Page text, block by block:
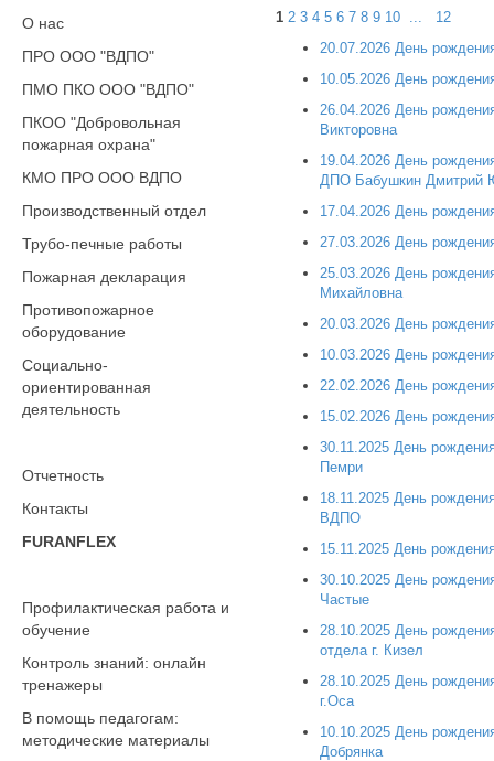
О нас
ПРО ООО "ВДПО"
ПМО ПКО ООО "ВДПО"
ПКОО "Добровольная
пожарная охрана"
КМО ПРО ООО ВДПО
Производственный отдел
Трубо-печные работы
Пожарная декларация
Противопожарное
оборудование
Социально-
ориентированная
деятельность
Отчетность
Контакты
FURANFLEX
Профилактическая работа и
обучение
Контроль знаний: онлайн
тренажеры
В помощь педагогам:
методические материалы
1 2 3 4 5 6 7 8 9 10 ...
12
20.07.2026 День
10.05.2026 День
26.04.2026 День
Викторовна
19.04.2026 День
ДПО Бабушкин Дмитрий
17.04.2026 День
27.03.2026 День
25.03.2026 День
Михайловна
20.03.2026 День
10.03.2026 День
22.02.2026 День
15.02.2026 День
30.11.2025 День
Пемри
18.11.2025 День
ВДПО
15.11.2025 День
30.10.2025 День
Частые
28.10.2025 День
отдела г. Кизел
28.10.2025 День
г.Оса
10.10.2025 День
Добрянка